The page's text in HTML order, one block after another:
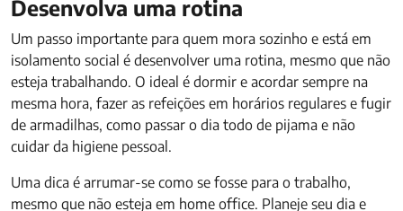
Desenvolva uma rotina
Um passo importante para quem mora sozinho e está em
isolamento social é desenvolver uma rotina, mesmo que não
esteja trabalhando. O ideal é dormir e acordar sempre na
mesma hora, fazer as refeições em horários regulares e fugir
de armadilhas, como passar o dia todo de pijama e não
cuidar da higiene pessoal.
Uma dica é arrumar-se como se fosse para o trabalho,
mesmo que não esteja em home office. Planeje seu dia e